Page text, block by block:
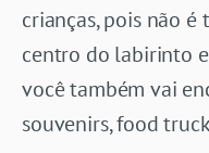
crianças, pois não
centro do labirinto
você também vai
souvenirs, food